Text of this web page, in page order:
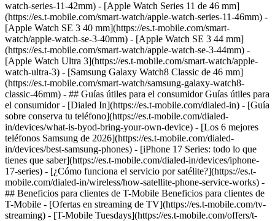
watch-series-11-42mm) - [Apple Watch Series 11 de 46 mm]
(https://es.t-mobile.com/smart-watch/apple-watch-series-11-46mm) -
[Apple Watch SE 3 40 mm](https://es.t-mobile.com/smart-
watch/apple-watch-se-3-40mm) - [Apple Watch SE 3 44 mm]
(https://es.t-mobile.com/smart-watch/apple-watch-se-3-44mm) -
[Apple Watch Ultra 3](https://es.t-mobile.com/smart-watch/apple-
watch-ultra-3) - [Samsung Galaxy Watch8 Classic de 46 mm]
(https://es.t-mobile.com/smart-watch/samsung-galaxy-watch8-
classic-46mm) - ## Guías útiles para el consumidor Guías útiles para
el consumidor - [Dialed In](https://es.t-mobile.com/dialed-in) - [Guía
sobre conserva tu teléfono](https://es.t-mobile.com/dialed-
in/devices/what-is-byod-bring-your-own-device) - [Los 6 mejores
teléfonos Samsung de 2026](https://es.t-mobile.com/dialed-
in/devices/best-samsung-phones) - [iPhone 17 Series: todo lo que
tienes que saber](https://es.t-mobile.com/dialed-in/devices/iphone-
17-series) - [¿Cómo funciona el servicio por satélite?](https://es.t-
mobile.com/dialed-in/wireless/how-satellite-phone-service-works) -
## Beneficios para clientes de T-Mobile Beneficios para clientes de
T-Mobile - [Ofertas en streaming de TV](https://es.t-mobile.com/tv-
streaming) - [T-Mobile Tuesdays](https://es.t-mobile.com/offers/t-